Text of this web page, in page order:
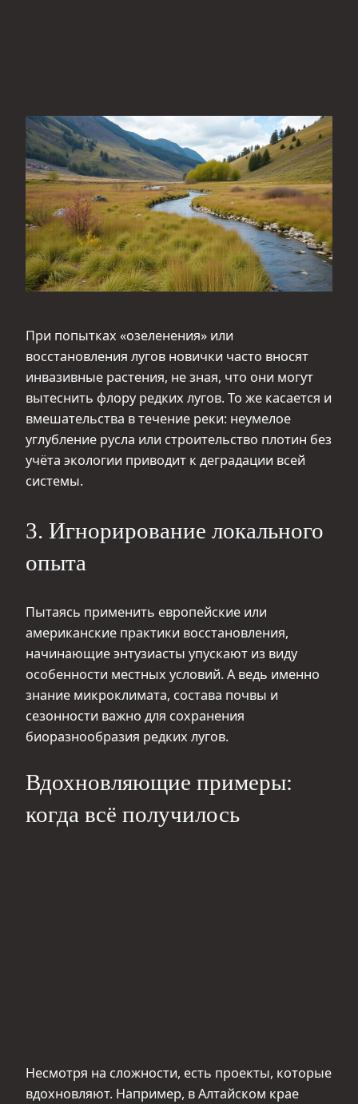
При попытках «озеленения» или
восстановления лугов новички часто вносят
инвазивные растения, не зная, что они могут
вытеснить флору редких лугов. То же касается и
вмешательства в течение реки: неумелое
углубление русла или строительство плотин без
учёта экологии приводит к деградации всей
системы.
3. Игнорирование локального
опыта
Пытаясь применить европейские или
американские практики восстановления,
начинающие энтузиасты упускают из виду
особенности местных условий. А ведь именно
знание микроклимата, состава почвы и
сезонности важно для сохранения
биоразнообразия редких лугов.
Вдохновляющие примеры:
когда всё получилось
Несмотря на сложности, есть проекты, которые
вдохновляют. Например, в Алтайском крае